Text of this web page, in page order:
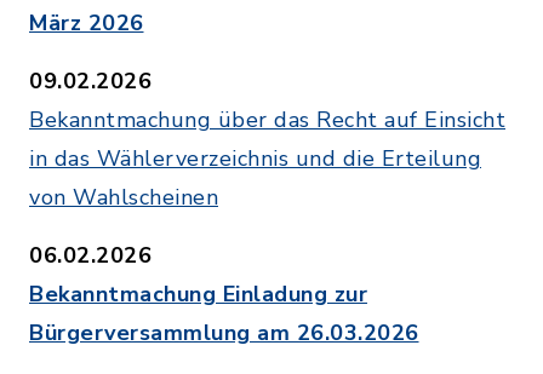
März 2026
09.02.2026
Bekanntmachung über das Recht auf Einsicht
in das Wählerverzeichnis und die Erteilung
von Wahlscheinen
06.02.2026
Bekanntmachung Einladung zur
Bürgerversammlung am 26.03.2026